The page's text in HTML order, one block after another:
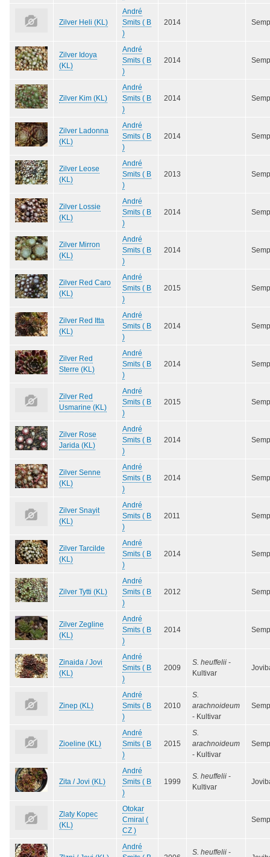
Zilver Heli (KL)
André
Smits ( B
)
2014
Zilver Idoya
(KL)
André
Smits ( B
)
2014
Zilver Kim (KL)
André
Smits ( B
)
2014
Zilver Ladonna
(KL)
André
Smits ( B
)
2014
Zilver Leose
(KL)
André
Smits ( B
)
2013
Zilver Lossie
(KL)
André
Smits ( B
)
2014
Zilver Mirron
(KL)
André
Smits ( B
)
2014
Zilver Red Caro
(KL)
André
Smits ( B
)
2015
Zilver Red Itta
(KL)
André
Smits ( B
)
2014
Zilver Red
Sterre (KL)
André
Smits ( B
)
2014
Zilver Red
Usmarine (KL)
André
Smits ( B
)
2015
Zilver Rose
Jarida (KL)
André
Smits ( B
)
2014
Zilver Senne
(KL)
André
Smits ( B
)
2014
Zilver Snayit
(KL)
André
Smits ( B
)
2011
Zilver Tarcilde
(KL)
André
Smits ( B
)
2014
Zilver Tytti (KL)
André
Smits ( B
)
2012
Zilver Zegline
(KL)
André
Smits ( B
)
2014
Zinaida / Jovi
(KL)
André
Smits ( B
)
2009
S. heuffelii -
Kultivar
Zinep (KL)
André
Smits ( B
)
2010
S.
arachnoideum
- Kultivar
Zioeline (KL)
André
Smits ( B
)
2015
S.
arachnoideum
- Kultivar
Zita / Jovi (KL)
André
Smits ( B
)
1999
S. heuffelii -
Kultivar
Zlaty Kopec
(KL)
Otokar
Cmiral (
CZ )
André
S. heuffelii -